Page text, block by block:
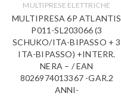
MULTIPRESE ELETTRICHE
MULTIPRESA 6P ATLANTIS
P011-SL203066 (3
SCHUKO/ITA-BIPASSO + 3
ITA-BIPASSO) +INTERR.
NERA – / EAN
8026974013367 -GAR.2
ANNI-